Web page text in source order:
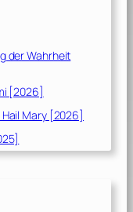
der Wahrheit
[2026]
Mary [2026]